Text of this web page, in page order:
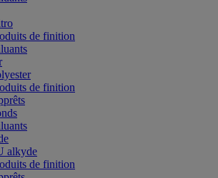
de finition
de finition
alkyde
de finition